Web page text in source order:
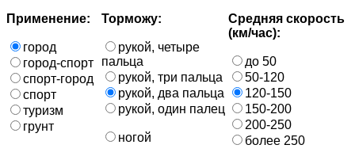
Применение:
город
город-спорт
спорт-город
спорт
туризм
грунт
Торможу:
рукой, четыре
пальца
рукой, три пальца
рукой, два пальца
рукой, один палец
ногой
Средняя скорость
(км/час):
до 50
50-120
120-150
150-200
200-250
более 250